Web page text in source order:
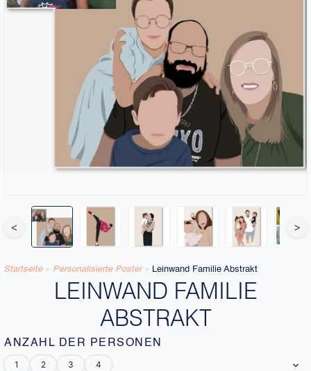
< >
Startseite » Personalisierte Poster » Leinwand Familie Abstrakt
LEINWAND FAMILIE
ABSTRAKT
ANZAHL DER PERSONEN
1 2 3 4